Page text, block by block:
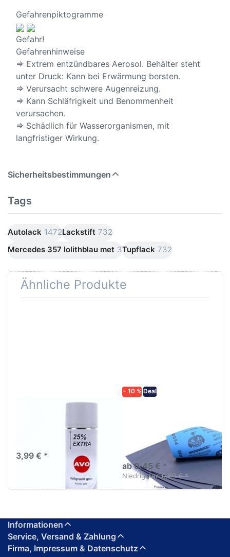
Gefahrenpiktogramme
Gefahr!
Gefahrenhinweise
⇒ Extrem entzündbares Aerosol. Behälter steht
unter Druck: Kann bei Erwärmung bersten.
⇒ Verursacht schwere Augenreizung.
⇒ Kann Schläfrigkeit und Benommenheit
verursachen.
⇒ Schädlich für Wasserorganismen, mit
langfristiger Wirkung.
Sicherheitsbestimmungen
Tags
Autolack 1472Lackstift 732
Mercedes 357 Iolithblau met 3Tupflack 732
Ähnliche Produkte
3,99 € *
− 10 % Deal
diversen Körnungen
Nass-Schleifpapier zur nass
und trocken anwendung
ab 0,45 € *
Niedrigster:0,50 € *
Informationen
Service, Versand & Zahlung
Firma, Impressum & Datenschutz